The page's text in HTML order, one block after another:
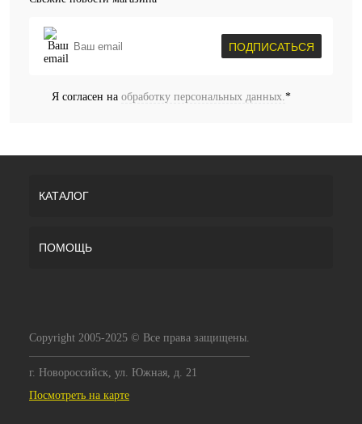
ПОДПИСАТЬСЯ
Я согласен на обработку персональных данных. *
КАТАЛОГ
ПОМОЩЬ
Copyright 2005-2025 © Все права защищены.
г. Новороссийск, ул. Южная, д. 21
Посмотреть на карте